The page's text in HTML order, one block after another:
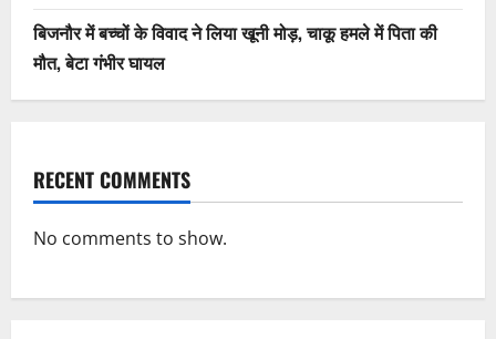
बिजनौर में बच्चों के विवाद ने लिया खूनी मोड़, चाकू हमले में पिता की
मौत, बेटा गंभीर घायल
RECENT COMMENTS
No comments to show.